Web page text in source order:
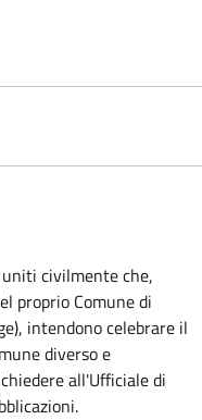
civilmente che,
proprio Comune di
intendono celebrare il
diverso e
all'Ufficiale di